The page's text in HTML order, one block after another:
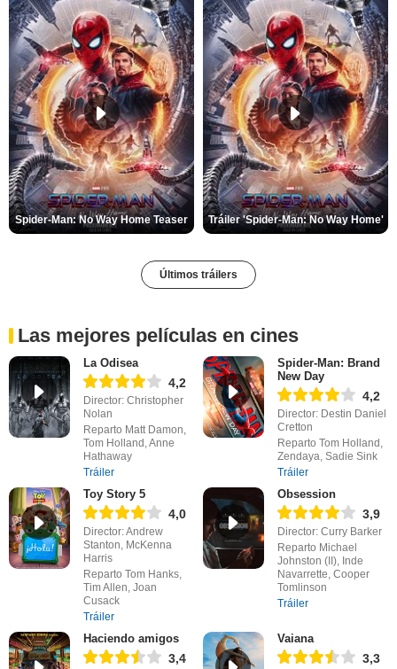
Spider-Man: No Way Home Teaser Tráiler 'Spider-Man: No Way Home'
Últimos tráilers
Las mejores películas en cines
La Odisea
4,2
Director: Christopher
Nolan
Reparto Matt Damon,
Tom Holland, Anne
Hathaway
Tráiler
Spider-Man: Brand
New Day
4,2
Director: Destin Daniel
Cretton
Reparto Tom Holland,
Zendaya, Sadie Sink
Tráiler
Toy Story 5
4,0
Director: Andrew
Stanton, McKenna
Harris
Reparto Tom Hanks,
Tim Allen, Joan
Cusack
Tráiler
Obsession
3,9
Director: Curry Barker
Reparto Michael
Johnston (II), Inde
Navarrette, Cooper
Tomlinson
Tráiler
Haciendo amigos
3,4
Vaiana
3,3